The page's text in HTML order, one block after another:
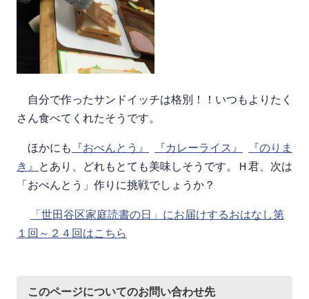
自分で作ったサンドイッチは格別！！いつもよりたく
さん食べてくれたそうです。
ほかにも 『おべんとう』 『カレーライス』
『のりま
き』
とあり、どれもとても美味しそうです。Ｈ君、次は
「おべんとう」作りに挑戦でしょうか？
「世田谷区家庭読書の日」にお届けするおはなし第
１回～２４回はこちら
このページについてのお問い合わせ先